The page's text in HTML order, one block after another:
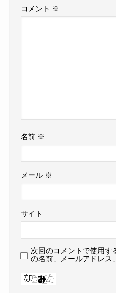
コメント ※
名前 ※
メール ※
サイト
次回のコメントで使用す
の名前、メールアドレス